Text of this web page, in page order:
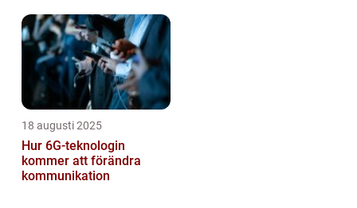
18 augusti 2025
Hur 6G-teknologin
kommer att förändra
kommunikation